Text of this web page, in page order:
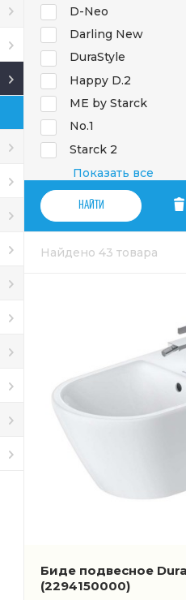
D-Neo
Darling New
DuraStyle
Happy D.2
ME by Starck
No.1
Starck 2
Starck 3
Vero
Показать все
Найдено 43 товара
Биде подвесное
(2294150000)